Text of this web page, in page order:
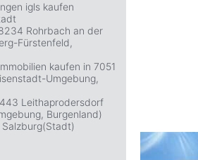
igls kaufen
Rohrbach an der
Fürstenfeld,
kaufen in 7051
Umgebung,
Leithaprodersdorf
Burgenland)
Salzburg(Stadt)